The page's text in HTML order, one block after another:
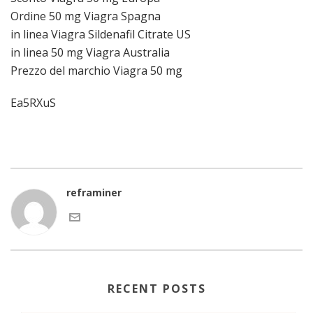
Ordine 50 mg Viagra Spagna
in linea Viagra Sildenafil Citrate US
in linea 50 mg Viagra Australia
Prezzo del marchio Viagra 50 mg
Ea5RXuS
reframiner
RECENT POSTS